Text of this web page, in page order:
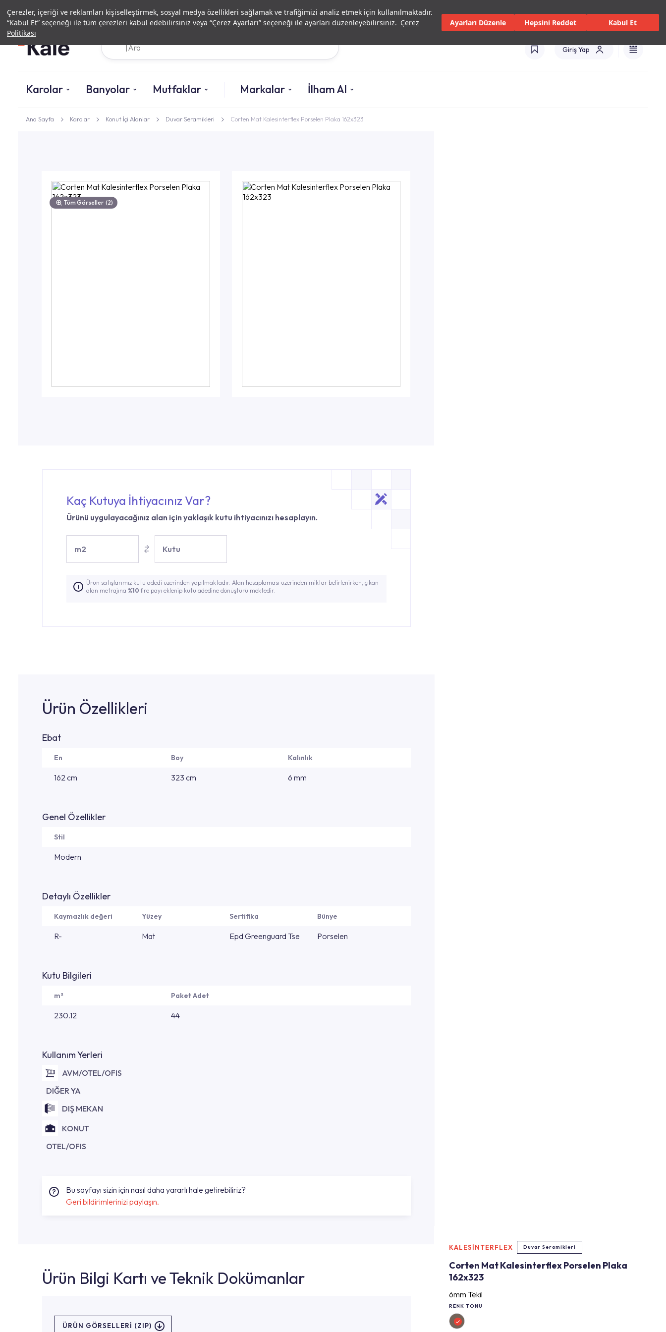
Çerezler, içeriği ve reklamları kişiselleştirmek, sosyal medya özellikleri sağlamak ve trafiğimizi analiz etmek için kullanılmaktadır.
“Kabul Et” seçeneği ile tüm çerezleri kabul edebilirsiniz veya “Çerez Ayarları” seçeneği ile ayarları düzenleyebilirsiniz. Çerez
Politikası
Ayarları Düzenle Hepsini Reddet Kabul Et
Yatırımcı İlişkileriYetkili Servisler ve HizmetlerMağazalarKataloglar Türkiye(TR)
Ara Giriş Yap
Karolar Banyolar Mutfaklar Markalar İlham Al
Ana Sayfa Karolar Konut İçi Alanlar Duvar Seramikleri Corten Mat Kalesinterflex Porselen Plaka 162x323
Tüm Görseller (2)
KALESİNTERFLEX Duvar Seramikleri
Corten Mat Kalesinterflex Porselen Plaka
162x323
6mm Tekil
RENK TONU
Kaç Kutuya İhtiyacınız Var?
Ürünü uygulayacağınız alan için yaklaşık kutu ihtiyacınızı hesaplayın.
m2 Kutu
Ürün satışlarımız kutu adedi üzerinden yapılmaktadır. Alan hesaplaması üzerinden miktar belirlenirken, çıkan
alan metrajına %10 fire payı eklenip kutu adedine dönüştürülmektedir.
Ürün Özellikleri
Ebat
En Boy Kalınlık
162 cm 323 cm 6 mm
Genel Özellikler
Stil
Modern
Detaylı Özellikler
Kaymazlık değeri Yüzey Sertifika Bünye
R- Mat Epd Greenguard Tse Porselen
Kutu Bilgileri
m² Paket Adet
230.12 44
Kullanım Yerleri
AVM/OTEL/OFIS
DIĞER YA
DIŞ MEKAN
KONUT
OTEL/OFIS
Bu sayfayı sizin için nasıl daha yararlı hale getirebiliriz?
Geri bildirimlerinizi paylaşın.
Ürün Bilgi Kartı ve Teknik Dokümanlar
ÜRÜN GÖRSELLERI (ZIP)